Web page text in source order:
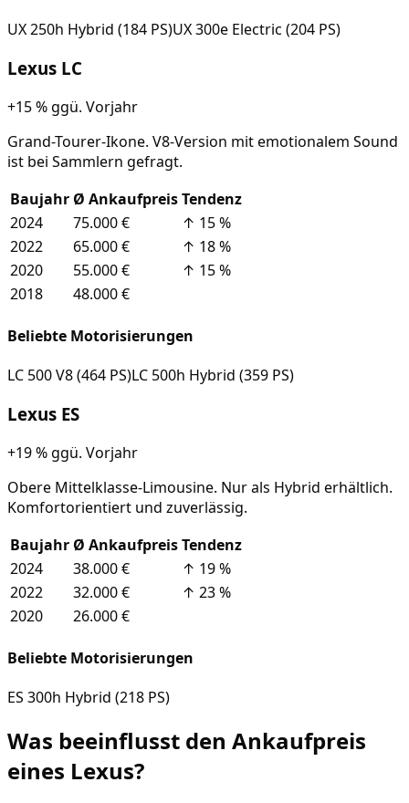
UX 250h Hybrid (184 PS)UX 300e Electric (204 PS)
Lexus LC
+15 %ggü. Vorjahr
Grand-Tourer-Ikone. V8-Version mit emotionalem Sound
ist bei Sammlern gefragt.
Baujahr Ø AnkaufpreisTendenz
2024
75.000 € ↑ 15%
2022
65.000 € ↑ 18%
2020
55.000 € ↑ 15%
2018
48.000 €
Beliebte Motorisierungen
LC 500 V8 (464 PS)LC 500h Hybrid (359 PS)
Lexus ES
+19 %ggü. Vorjahr
Obere Mittelklasse-Limousine. Nur als Hybrid erhältlich.
Komfortorientiert und zuverlässig.
Baujahr Ø AnkaufpreisTendenz
2024
38.000 € ↑ 19%
2022
32.000 € ↑ 23%
2020
26.000 €
Beliebte Motorisierungen
ES 300h Hybrid (218 PS)
Was beeinflusst den Ankaufpreis
eines Lexus?